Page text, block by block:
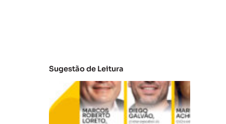
Sugestão de Leitura